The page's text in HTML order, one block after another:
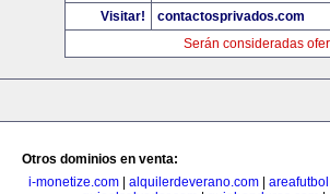
Visitar!
contactosprivados.com
Serán consideradas
Otros dominios en venta:
i-monetize.com
alquilerdeverano.com